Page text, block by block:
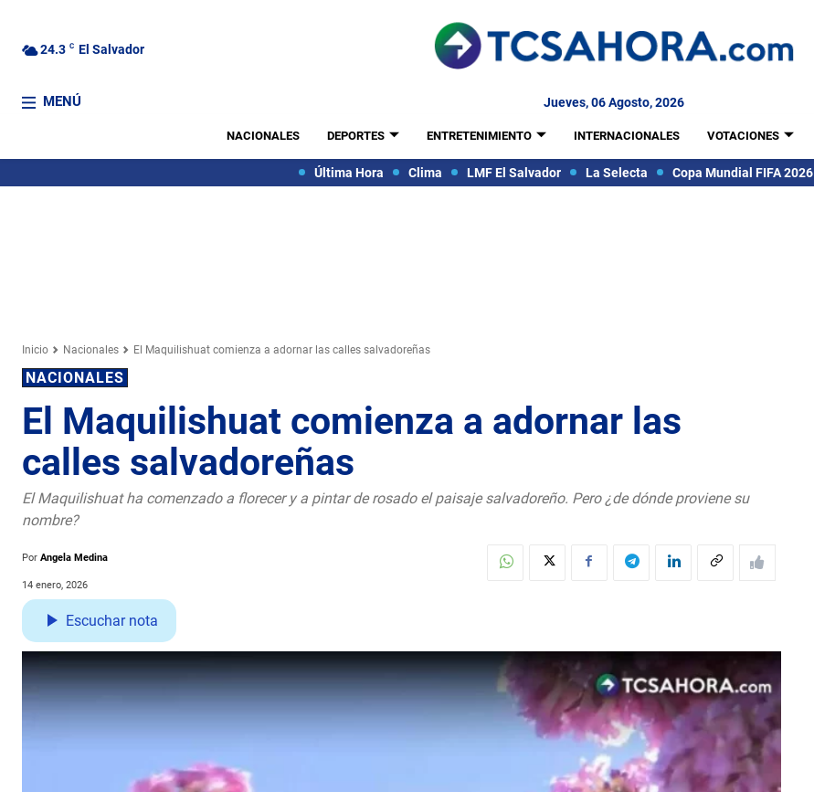
24.3 C El Salvador
MENÚ Jueves, 06 Agosto, 2026
NACIONALES DEPORTES ENTRETENIMIENTO INTERNACIONALES VOTACIONES
Última Hora Clima LMF El Salvador La Selecta Copa Mundial FIFA 2026
Inicio Nacionales El Maquilishuat comienza a adornar las calles salvadoreñas
NACIONALES
El Maquilishuat comienza a adornar las
calles salvadoreñas
El Maquilishuat ha comenzado a florecer y a pintar de rosado el paisaje salvadoreño. Pero ¿de dónde proviene su
nombre?
Por Angela Medina
14 enero, 2026
Escuchar nota